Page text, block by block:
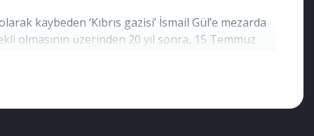
kaybeden ‘Kıbrıs gazisi’ İsmail Gül’e mezarda
olmasının üzerinden 20 yıl sonra, 15 Temmuz
ilişkisi olduğu’ iddia edilerek ihraç edildi. İsmail
hastalanarak hayatını kaybetti. Gül’e son